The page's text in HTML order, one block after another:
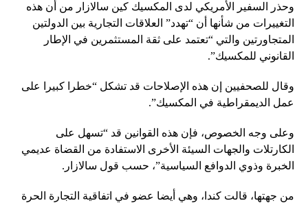
وحذر السفير الأمريكي لدى المكسيك كين سالازار من أن هذه
التغييرات من شأنها أن “تهدد” العلاقات التجارية بين الدولتين
المتجاورتين والتي “تعتمد على ثقة المستثمرين في الإطار
القانوني للمكسيك”.
وقال للصحفيين إن هذه الإصلاحات قد تشكل “خطرا كبيرا على
عمل الديمقراطية في المكسيك”.
وعلى وجه الخصوص، فإن هذه القوانين قد “تسهل على
الكارتلات والجهات السيئة الأخرى الاستفادة من القضاة عديمي
الخبرة وذوي الدوافع السياسية”، حسب قول سالازار.
من جهتها، قالت كندا، وهي أيضا عضو في اتفاقية التجارة الحرة